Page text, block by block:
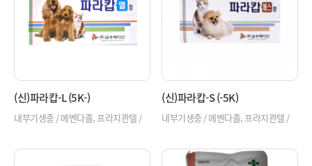
(신)파라캅-L (5K-)
내부기생충 / 메벤다졸, 프라지콴텔 /
(신)파라캅-S (-5K)
내부기생충 / 메벤다졸, 프라지콴텔 /